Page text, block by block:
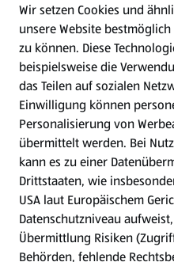
WhatsApp
Gewinnspiele
Mein HOFER. Meine Einkäufe.
Meine Meinung. Mein HOFER.
Gutscheingroßbestellung
(öffnet in einem neuen Tab)
Folge uns hier:
Wir setzen Cookies und
unsere Website
zu können. Diese
beispielsweise die
das Teilen auf sozialen
Einwilligung können
Personalisierung von
übermittelt werden. Bei
kann es zu einer
Drittstaaten, wie
USA laut Europäischem
Datenschutzniveau
Übermittlung Risiken
Behörden, fehlende